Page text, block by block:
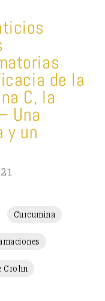
de la
C, la
Una
y un
Curcumina
Crohn